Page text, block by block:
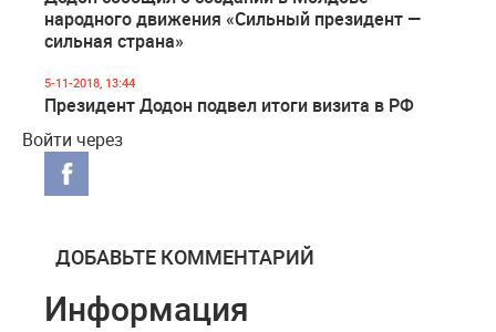
народного движения «Сильный президент —
сильная страна»
5-11-2018, 13:44
Президент Додон подвел итоги визита в РФ
Войти через
ДОБАВЬТЕ КОММЕНТАРИЙ
Информация